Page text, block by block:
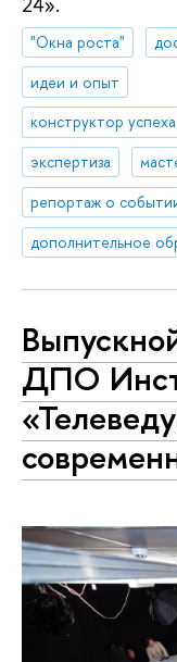
"Окна роста"
идеи и опыт
конструктор успеха
экспертиза
репортаж о
дополнительное
ДПО